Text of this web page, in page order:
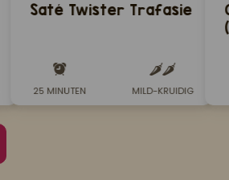
Saté Twister Trafasie
25 MINUTEN MILD-KRUIDIG